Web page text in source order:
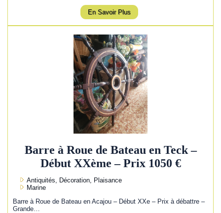
En Savoir Plus
Barre à Roue de Bateau en Teck –
Début XXème – Prix 1050 €
Antiquités, Décoration, Plaisance
Marine
Barre à Roue de Bateau en Acajou – Début XXe – Prix à débattre –
Grande…